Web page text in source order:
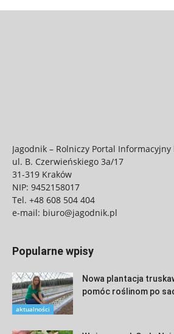
Jagodnik – Rolniczy Portal
ul. B. Czerwieńskiego 3a/17
31-319 Kraków
NIP: 9452158017
Tel. +48 608 504 404
e-mail: biuro@jagodnik.pl
Popularne wpisy
aktualności
Nowa plantacja
pomóc roślinom po